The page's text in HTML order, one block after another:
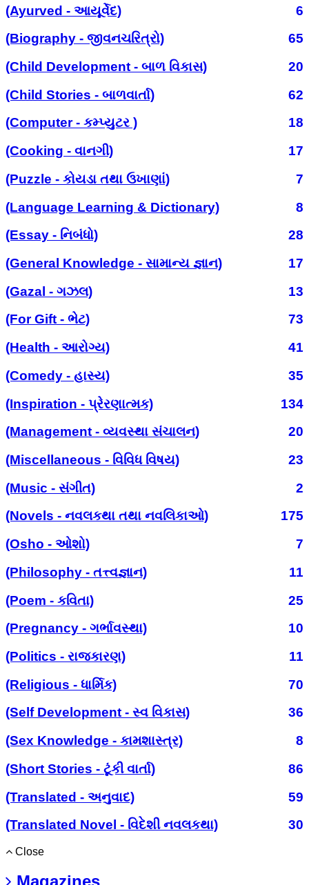
(Ayurved - આયૂર્વેદ)
6
(Biography - જીવનચરિત્રો)
65
(Child Development - બાળ વિકાસ)
20
(Child Stories - બાળવાર્તા)
62
(Computer - કમ્પ્યુટર )
18
(Cooking - વાનગી)
17
(Puzzle - કોયડા તથા ઉખાણાં)
7
(Language Learning & Dictionary)
8
(Essay - નિબંધો)
28
(General Knowledge - સામાન્ય જ્ઞાન)
17
(Gazal - ગઝલ)
13
(For Gift - ભેટ)
73
(Health - આરોગ્ય)
41
(Comedy - હાસ્ય)
35
(Inspiration - પ્રેરણાત્મક)
134
(Management - વ્યવસ્થા સંચાલન)
20
(Miscellaneous - વિવિધ વિષય)
23
(Music - સંગીત)
2
(Novels - નવલકથા તથા નવલિકાઓ)
175
(Osho - ઓશો)
7
(Philosophy - તત્ત્વજ્ઞાન)
11
(Poem - કવિતા)
25
(Pregnancy - ગર્ભાવસ્થા)
10
(Politics - રાજકારણ)
11
(Religious - ધાર્મિક)
70
(Self Development - સ્વ વિકાસ)
36
(Sex Knowledge - કામશાસ્ત્ર)
8
(Short Stories - ટૂંકી વાર્તા)
86
(Translated - અનુવાદ)
59
(Translated Novel - વિદેશી નવલકથા)
30
Close
Magazines